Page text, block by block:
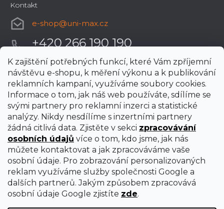
K zajištění potřebných funkcí, které Vám zpříjemní
návštěvu e-shopu, k měření výkonu a k publikování
reklamních kampaní, využíváme soubory cookies.
Informace o tom, jak náš web používáte, sdílíme se
svými partnery pro reklamní inzerci a statistické
analýzy. Nikdy nesdílíme s inzertními partnery
žádná citlivá data. Zjistěte v sekci zpracovávání
osobních údajů více o tom, kdo jsme, jak nás
můžete kontaktovat a jak zpracováváme vaše
osobní údaje. Pro zobrazování personalizovaných
reklam využíváme služby společnosti Google a
dalších partnerů. Jakým způsobem zpracovává
osobní údaje Google zjistíte zde.
Kontakt
e-shop@uni-max.cz
+420 266 190 190